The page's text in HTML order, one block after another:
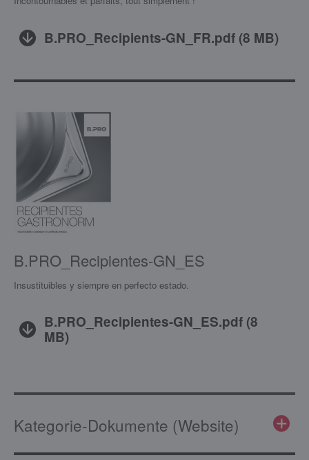
B.PRO_Recipients-GN_FR.pdf (8 MB)
B.PRO_Recipientes-GN_ES
Insustituibles y siempre en perfecto estado.
B.PRO_Recipientes-GN_ES.pdf(8
MB)
Kategorie-Dokumente (Website)